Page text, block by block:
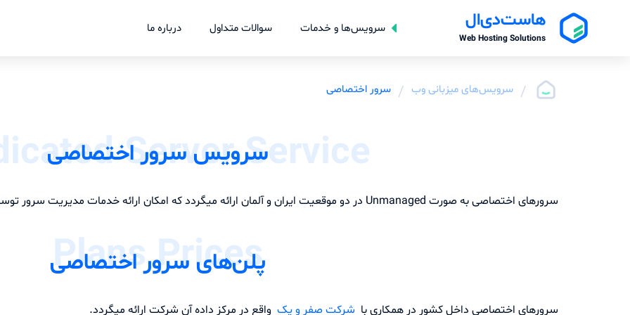
هاست‌دی‌ال
Web Hosting Solutions
سرویس‌ها و خدمات سوالات متداول درباره ما
/ سرویس‌های میزبانی وب / سرور اختصاصی
Server Service
سرویس سرور اختصاصی
سرورهای اختصاصی به صورت Unmanaged در دو موقعیت ایران و آلمان ارائه میگردد که امکان ارائه خدمات مدیریت سرور توسط کارشناسان فنی هاست دی ال نیز فراهم میباشد.
Plans Prices
پلن‌های سرور اختصاصی
سرورهای اختصاصی داخل کشور در همکاری با شرکت صفر و یک واقع در مرکز داده آن شرکت ارائه میگردد.